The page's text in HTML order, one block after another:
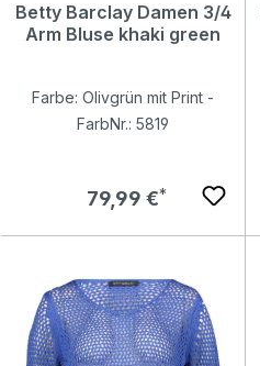
Betty Barclay Damen 3/4
Arm Bluse khaki green
Farbe: Olivgrün mit Print -
FarbNr.: 5819
Regulärer Preis:
79,99 €